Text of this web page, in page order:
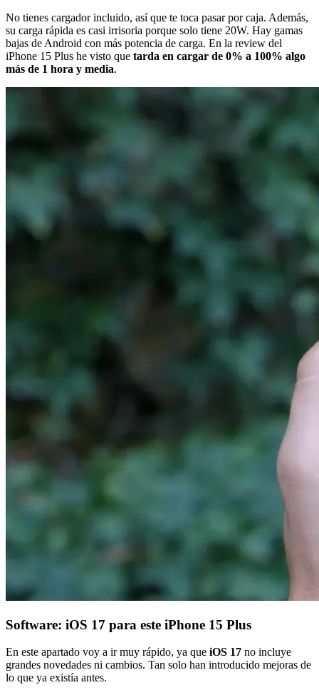
No tienes cargador incluido, así que te toca pasar por caja. Además,
su carga rápida es casi irrisoria porque solo tiene 20W. Hay gamas
bajas de Android con más potencia de carga. En la review del
iPhone 15 Plus he visto que tarda en cargar de 0% a 100% algo
más de 1 hora y media.
Software: iOS 17 para este iPhone 15 Plus
En este apartado voy a ir muy rápido, ya que iOS 17 no incluye
grandes novedades ni cambios. Tan solo han introducido mejoras de
lo que ya existía antes.